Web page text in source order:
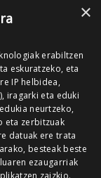
×
erabiltzen
eskuratzeko, eta
IP helbidea,
iragarki eta eduki
neurtzeko,
eta zerbitzuak
datuak ere trata
besteak beste
ezaugarriak
zaizkio.